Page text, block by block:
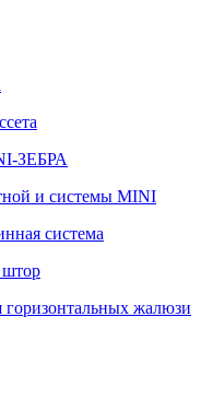
ЗЕБРА
и системы MINI
система
жалюзи